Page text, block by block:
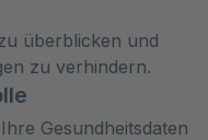
überblicken und
zu verhindern.
Gesundheitsdaten